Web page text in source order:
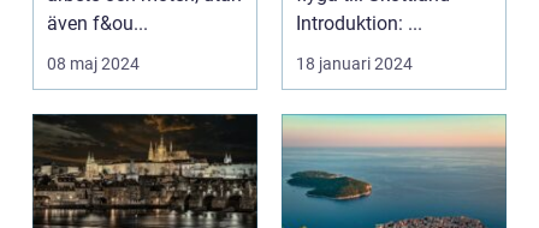
även f&ou...
08 maj 2024
Introduktion: ...
18 januari 2024